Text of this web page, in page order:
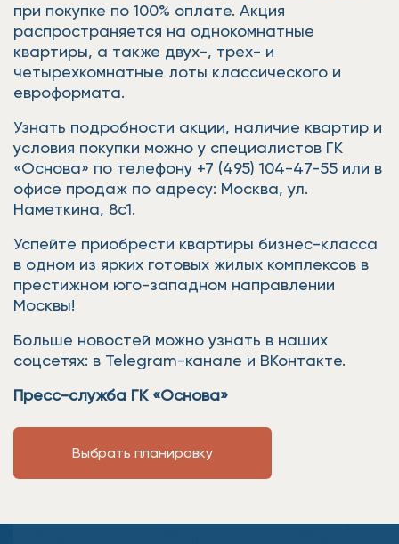
при покупке по 100% оплате. Акция
распространяется на однокомнатные
квартиры, а также двух-, трех- и
четырехкомнатные лоты классического и
евроформата.
Узнать подробности акции, наличие квартир и
условия покупки можно у специалистов ГК
«Основа» по телефону +7 (495) 104-47-55 или в
офисе продаж по адресу: Москва, ул.
Наметкина, 8с1.
Успейте приобрести квартиры бизнес-класса
в одном из ярких готовых жилых комплексов в
престижном юго-западном направлении
Москвы!
Больше новостей можно узнать в наших
соцсетях: в Telegram-канале и ВКонтакте.
Пресс-служба ГК «Основа»
Выбрать планировку